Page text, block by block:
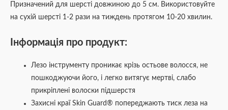
Призначений для шерсті довжиною до 5 см. Використовуйте
на сухій шерсті 1-2 рази на тиждень протягом 10-20 хвилин.
Інформація про продукт:
Лезо інструменту проникає крізь остьове волосся, не
пошкоджуючи його, і легко витягує мертві, слабо
прикріплені волоски підшерстя
Захисні краї Skin Guard® попереджають тиск леза на